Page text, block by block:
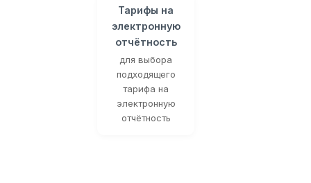
Тарифы на
электронную
отчётность
для выбора
подходящего
тарифа на
электронную
отчётность